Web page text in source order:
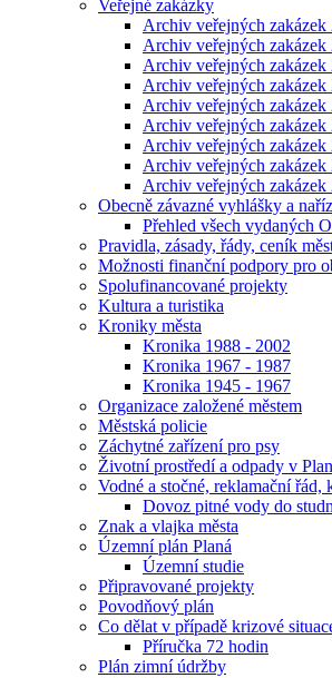
Veřejné zakázky
Archiv veřejných zakázek
Archiv veřejných zakázek
Archiv veřejných zakázek
Archiv veřejných zakázek
Archiv veřejných zakázek
Archiv veřejných zakázek
Archiv veřejných zakázek
Archiv veřejných zakázek
Archiv veřejných zakázek
Obecně závazné vyhlášky a
Přehled všech vydaných
Pravidla, zásady, řády, ceník
Možnosti finanční podpory pro
Spolufinancované projekty
Kultura a turistika
Kroniky města
Kronika 1988 - 2002
Kronika 1967 - 1987
Kronika 1945 - 1967
Organizace založené městem
Městská policie
Záchytné zařízení pro psy
Životní prostředí a odpady v
Vodné a stočné, reklamační řád,
Dovoz pitné vody do
Znak a vlajka města
Územní plán Planá
Územní studie
Připravované projekty
Povodňový plán
Co dělat v případě krizové
Příručka 72 hodin
Plán zimní údržby